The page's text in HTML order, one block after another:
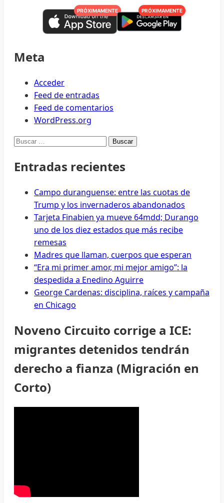
PRÓXIMAMENTE PRÓXIMAMENTE
Meta
Acceder
Feed de entradas
Feed de comentarios
WordPress.org
Buscar:
Entradas recientes
Campo duranguense: entre las cuotas de
Trump y los invernaderos abandonados
Tarjeta Finabien ya mueve 64mdd; Durango
uno de los diez estados que más recibe
remesas
Madres que llaman, cuerpos que esperan
“Era mi primer amor, mi mejor amigo”: la
despedida a Enedino Aguirre
George Cardenas: disciplina, raíces y campaña
en Chicago
Noveno Circuito corrige a ICE:
migrantes detenidos tendrán
derecho a fianza (Migración en
Corto)